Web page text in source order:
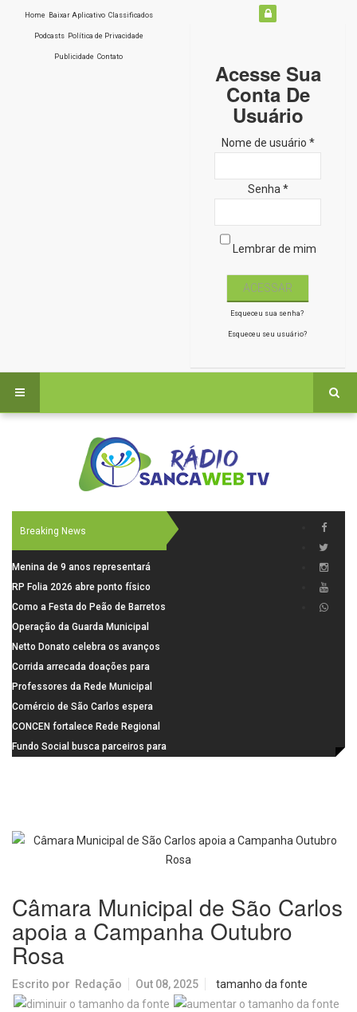
Home Baixar Aplicativo Classificados
Podcasts Política de Privacidade
Publicidade Contato
Acesse Sua
Conta De
Usuário
Nome de usuário *
Senha *
Lembrar de mim
Esqueceu sua senha?
Esqueceu seu usuário?
Breaking News
Menina de 9 anos representará
Ibaté na final do Miss São Paulo
Teen Brasil
RP Folia 2026 abre ponto físico
para venda de ingressos em
Ribeirão Preto
Como a Festa do Peão de Barretos
usa tecnologia para operar uma
cidade temporária
Operação da Guarda Municipal
resulta na prisão de foragido nas
imediações do Cemitério Nossa
Senhora do Carmo
Netto Donato celebra os avanços
na concepção do AME Cirúrgico
Corrida arrecada doações para
famílias vulneráveis
Professores da Rede Municipal
participam de formação sobre
Autismo
Comércio de São Carlos espera
crescimento de até 6% nas
vendas do Dia dos Pais
CONCEN fortalece Rede Regional
e São Carlos apresenta modelo de
Fundo Social busca parceiros para
Câmara Municipal de São Carlos
apoia a Campanha Outubro
Rosa
Escrito por Redação Out 08, 2025 tamanho da fonte